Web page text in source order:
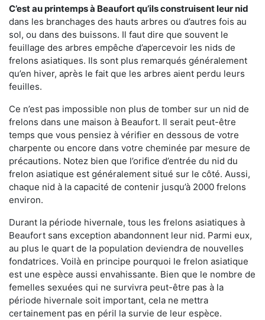
C’est au printemps à Beaufort qu’ils construisent leur nid
dans les branchages des hauts arbres ou d’autres fois au
sol, ou dans des buissons. Il faut dire que souvent le
feuillage des arbres empêche d’apercevoir les nids de
frelons asiatiques. Ils sont plus remarqués généralement
qu’en hiver, après le fait que les arbres aient perdu leurs
feuilles.
Ce n’est pas impossible non plus de tomber sur un nid de
frelons dans une maison à Beaufort. Il serait peut-être
temps que vous pensiez à vérifier en dessous de votre
charpente ou encore dans votre cheminée par mesure de
précautions. Notez bien que l’orifice d’entrée du nid du
frelon asiatique est généralement situé sur le côté. Aussi,
chaque nid à la capacité de contenir jusqu’à 2000 frelons
environ.
Durant la période hivernale, tous les frelons asiatiques à
Beaufort sans exception abandonnent leur nid. Parmi eux,
au plus le quart de la population deviendra de nouvelles
fondatrices. Voilà en principe pourquoi le frelon asiatique
est une espèce aussi envahissante. Bien que le nombre de
femelles sexuées qui ne survivra peut-être pas à la
période hivernale soit important, cela ne mettra
certainement pas en péril la survie de leur espèce.